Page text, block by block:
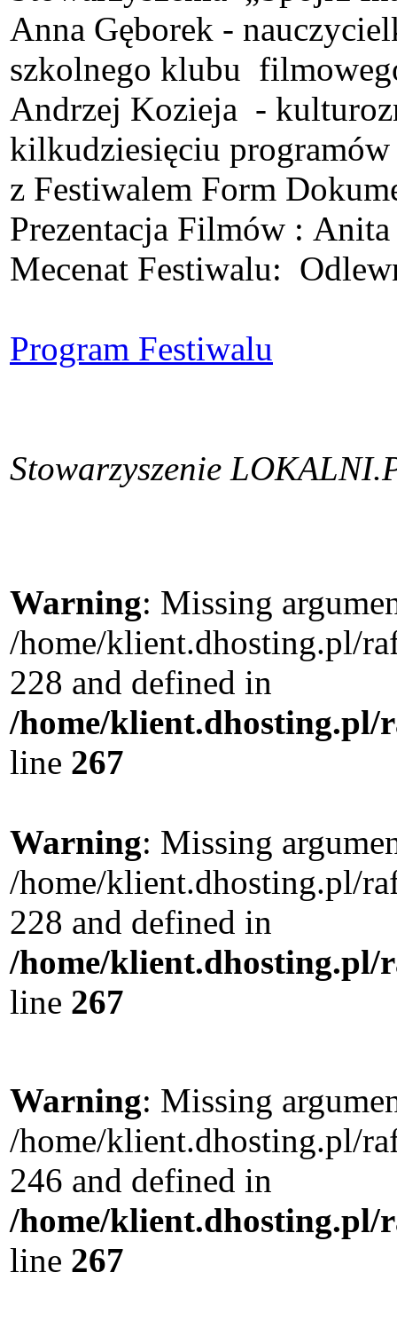
Anna Gęborek -
szkolnego klubu
Andrzej Kozieja -
kilkudziesięciu
z Festiwalem Form
Prezentacja Filmów :
Mecenat Festiwalu:
Program Festiwalu
Stowarzyszenie
Warning: Missing
/home/klient.dhosting.pl/
228 and defined in
/home/klient.dhosting.pl/
line 267
Warning: Missing
/home/klient.dhosting.pl/
228 and defined in
/home/klient.dhosting.pl/
line 267
Warning: Missing
/home/klient.dhosting.pl/
246 and defined in
/home/klient.dhosting.pl/
line 267